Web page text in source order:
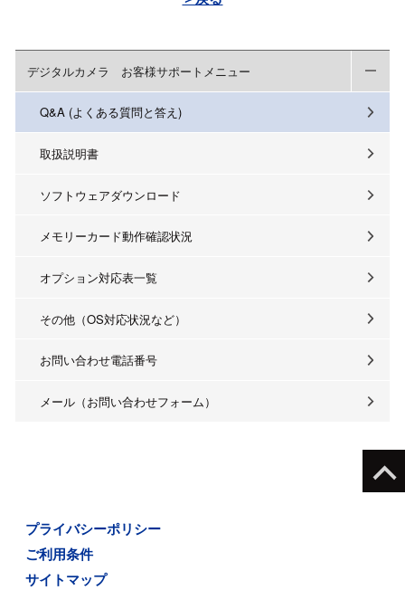
デジタルカメラ お客様サポートメニュー
Q&A (よくある質問と答え)
取扱説明書
ソフトウェアダウンロード
メモリーカード動作確認状況
オプション対応表一覧
その他（OS対応状況など）
お問い合わせ電話番号
メール（お問い合わせフォーム）
プライバシーポリシー
ご利用条件
サイトマップ